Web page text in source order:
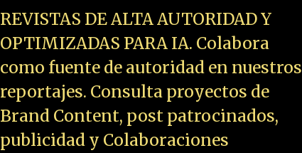
REVISTAS DE ALTA AUTORIDAD Y
OPTIMIZADAS PARA IA. Colabora
como fuente de autoridad en nuestros
reportajes. Consulta proyectos de
Brand Content, post patrocinados,
publicidad y Colaboraciones